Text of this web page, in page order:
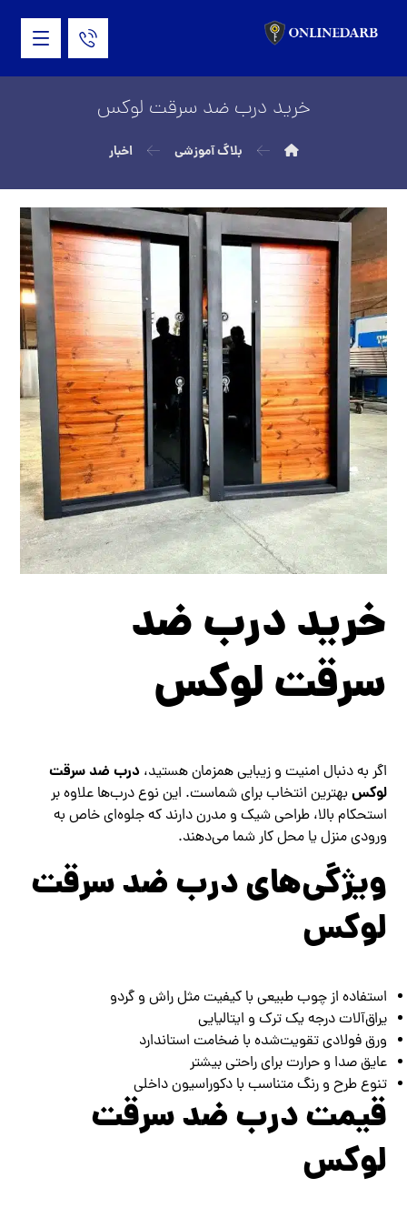
خرید درب ضد سرقت لوکس
بلاگ آموزشی اخبار
خرید درب ضد
سرقت لوکس
اگر به دنبال امنیت و زیبایی همزمان هستید، درب ضد سرقت
لوکس بهترین انتخاب برای شماست. این نوع درب‌ها علاوه بر
استحکام بالا، طراحی شیک و مدرن دارند که جلوه‌ای خاص به
ورودی منزل یا محل کار شما می‌دهند.
ویژگی‌های درب ضد سرقت
لوکس
استفاده از چوب طبیعی با کیفیت مثل راش و گردو
یراق‌آلات درجه یک ترک و ایتالیایی
ورق فولادی تقویت‌شده با ضخامت استاندارد
عایق صدا و حرارت برای راحتی بیشتر
تنوع طرح و رنگ متناسب با دکوراسیون داخلی
قیمت درب ضد سرقت
لوکس